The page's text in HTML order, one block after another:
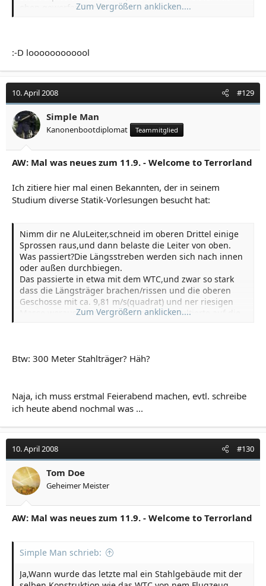
oben geworfen hat
Klar, das bereits explodierte Kerosin ist da
Zum Vergrößern anklicken....
:-D loooooooooool
10. April 2008 #129
Simple Man
Kanonenbootdiplomat Teammitglied
AW: Mal was neues zum 11.9. - Welcome to Terrorland
Ich zitiere hier mal einen Bekannten, der in seinem
Studium diverse Statik-Vorlesungen besucht hat:
Nimm dir ne AluLeiter,schneid im oberen Drittel einige
Sprossen raus,und dann belaste die Leiter von oben.
Was passiert?Die Längsstreben werden sich nach innen
oder außen durchbiegen.
Das passierte in etwa mit dem WTC,und zwar so stark
dass die Längsträger brachen/rissen und die oberen
Geschosse mit ca. 9,81 m/s(quadrat) und ner riesigen
Masse,woraus ne unglaubliche Kraft resultierte,auf die
viertel,fünftel,sechstel..was auch immer, aufzufangen ist
daran so
verschwörerisch,unlogisch,unnatürlich..wasweißich...sei
n soll?!
Zum Vergrößern anklicken....
Btw: 300 Meter Stahlträger? Häh?
Naja, ich muss erstmal Feierabend machen, evtl. schreibe
ich heute abend nochmal was ...
10. April 2008 #130
Tom Doe
Geheimer Meister
AW: Mal was neues zum 11.9. - Welcome to Terrorland
Simple Man schrieb:
Ja,Wann wurde das letzte mal ein Stahlgebäude mit der